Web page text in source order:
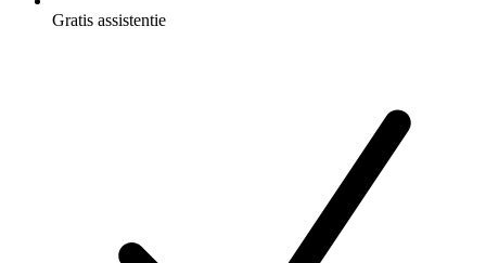
Gratis assistentie